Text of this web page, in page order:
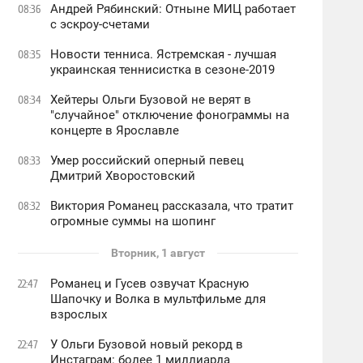
08:36
Андрей Рябинский: Отныне МИЦ работает
с эскроу-счетами
08:35
Новости тенниса. Ястремская - лучшая
украинская теннисистка в сезоне-2019
08:34
Хейтеры Ольги Бузовой не верят в
"случайное" отключение фонограммы на
концерте в Ярославле
08:33
Умер российский оперный певец
Дмитрий Хворостовский
08:32
Виктория Романец рассказала, что тратит
огромные суммы на шопинг
Вторник, 1 август
22:47
Романец и Гусев озвучат Красную
Шапочку и Волка в мультфильме для
взрослых
22:47
У Ольги Бузовой новый рекорд в
Инстаграм: более 1 миллиарда